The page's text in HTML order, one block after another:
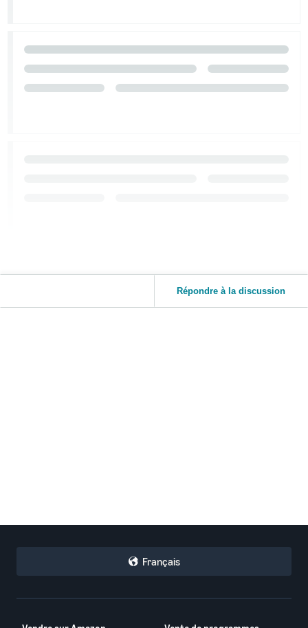
Répondre à la discussion
Français